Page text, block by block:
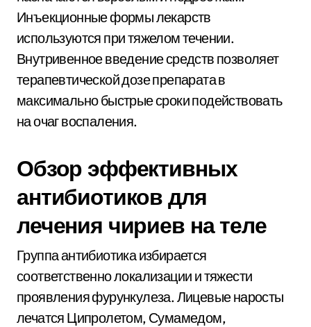
Инъекционные формы лекарств
используются при тяжелом течении.
Внутривенное введение средств позволяет
терапевтической дозе препарата в
максимально быстрые сроки подействовать
на очаг воспаления.
Обзор эффективных
антибиотиков для
лечения чириев на теле
Группа антибиотика избирается
соответственно локализации и тяжести
проявления фурункулеза. Лицевые наросты
лечатся Ципролетом, Сумамедом,